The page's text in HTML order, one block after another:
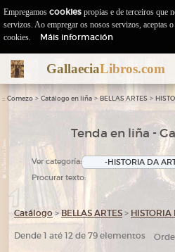
GallaeciaLibros.com
:: Comezo > Catálogo en liña > BELLAS ARTES >
Tenda en liña -
Ver categoría:
Procurar texto:
Catálogo >BELLAS ARTES > HISTORIA
Dende 1 até 12 de 79 elementos
Empregamos cookies propias e de terceiros que
servizos. Ao empregar os nosos servizos, aceptas
cookies.
Máis información